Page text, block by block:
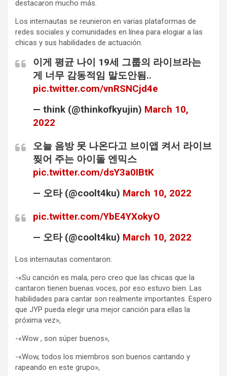
destacaron mucho más.
Los internautas se reunieron en varias plataformas de
redes sociales y comunidades en línea para elogiar a las
chicas y sus habilidades de actuación.
이게 평균 나이 19세 그룹의 라이브라는
게 너무 감동적임 말도안됨..
pic.twitter.com/vnRSNCjd4e
— think (@thinkofkyujin) March 10,
2022
오늘 음방 못 나온다고 브이앱 켜서 라이브
찢어 주는 아이돌 엔믹스
pic.twitter.com/dsY3a0IBtK
— 오타 (@coolt4ku) March 10, 2022
pic.twitter.com/YbE4YXokyO
— 오타 (@coolt4ku) March 10, 2022
Los internautas comentaron:
-«Su canción es mala, pero creo que las chicas que la
cantaron tienen buenas voces, por eso estuvo bien. Las
habilidades para cantar son realmente importantes. Espero
que JYP pueda elegir una mejor canción para ellas la
próxima vez»,
-«Wow , son súper buenos»,
-«Wow, todos los miembros son buenos cantando y
rapeando en este grupo»,